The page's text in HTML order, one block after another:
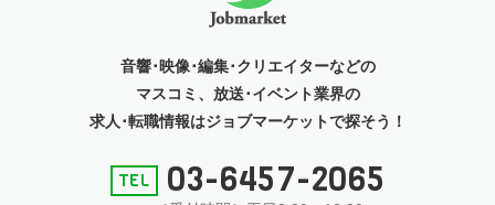
音響･映像･編集･クリエイターなどの
マスコミ、放送･イベント業界の
求人･転職情報はジョブマーケットで探そう！
03-6457-2065